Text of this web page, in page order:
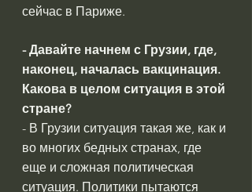
сейчас в Париже.
- Давайте начнем с Грузии, где,
наконец, началась вакцинация.
Какова в целом ситуация в этой
стране?
- В Грузии ситуация такая же, как и
во многих бедных странах, где
еще и сложная политическая
ситуация. Политики пытаются